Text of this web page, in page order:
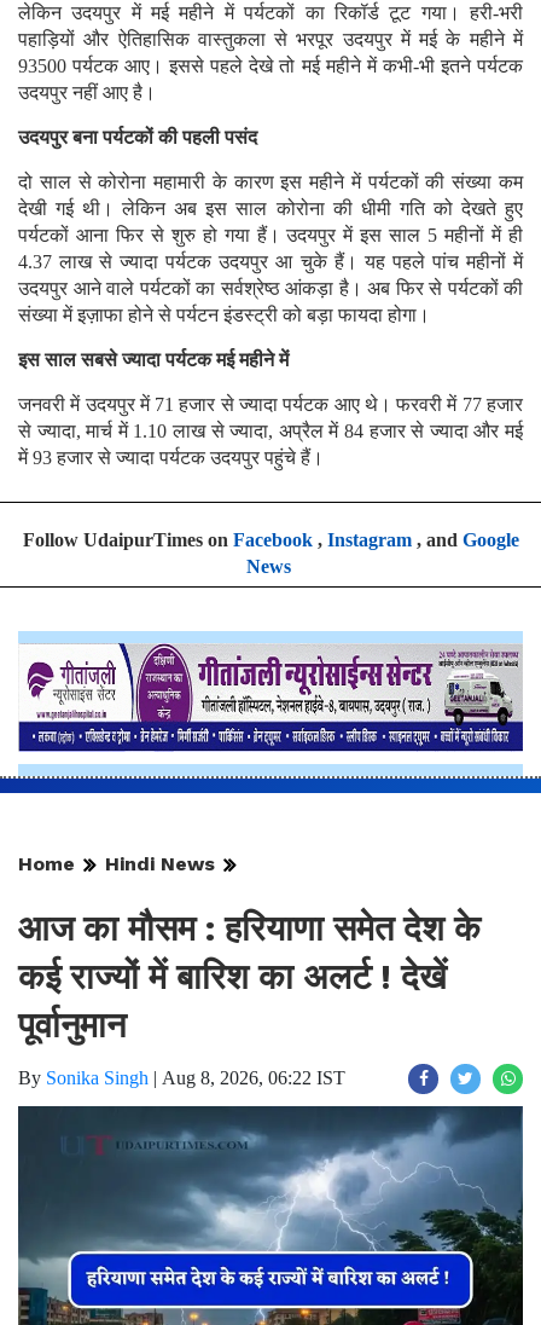
लेकिन उदयपुर में मई महीने में पर्यटकों का रिकॉर्ड टूट गया। हरी-भरी
पहाड़ियों और ऐतिहासिक वास्तुकला से भरपूर उदयपुर में मई के महीने में
93500 पर्यटक आए। इससे पहले देखे तो मई महीने में कभी-भी इतने पर्यटक
उदयपुर नहीं आए है।
उदयपुर बना पर्यटकों की पहली पसंद
दो साल से कोरोना महामारी के कारण इस महीने में पर्यटकों की संख्या कम
देखी गई थी। लेकिन अब इस साल कोरोना की धीमी गति को देखते हुए
पर्यटकों आना फिर से शुरु हो गया हैं। उदयपुर में इस साल 5 महीनों में ही
4.37 लाख से ज्यादा पर्यटक उदयपुर आ चुके हैं। यह पहले पांच महीनों में
उदयपुर आने वाले पर्यटकों का सर्वश्रेष्ठ आंकड़ा है। अब फिर से पर्यटकों की
संख्या में इज़ाफा होने से पर्यटन इंडस्ट्री को बड़ा फायदा होगा।
इस साल सबसे ज्यादा पर्यटक मई महीने में
जनवरी में उदयपुर में 71 हजार से ज्यादा पर्यटक आए थे। फरवरी में 77 हजार
से ज्यादा, मार्च में 1.10 लाख से ज्यादा, अप्रैल में 84 हजार से ज्यादा और मई
में 93 हजार से ज्यादा पर्यटक उदयपुर पहुंचे हैं।
Follow UdaipurTimes on Facebook, Instagram, and Google
News
Home Hindi News
आज का मौसम : हरियाणा समेत देश के
कई राज्यों में बारिश का अलर्ट ! देखें
पूर्वानुमान
By Sonika Singh | Aug 8, 2026, 06:22 IST